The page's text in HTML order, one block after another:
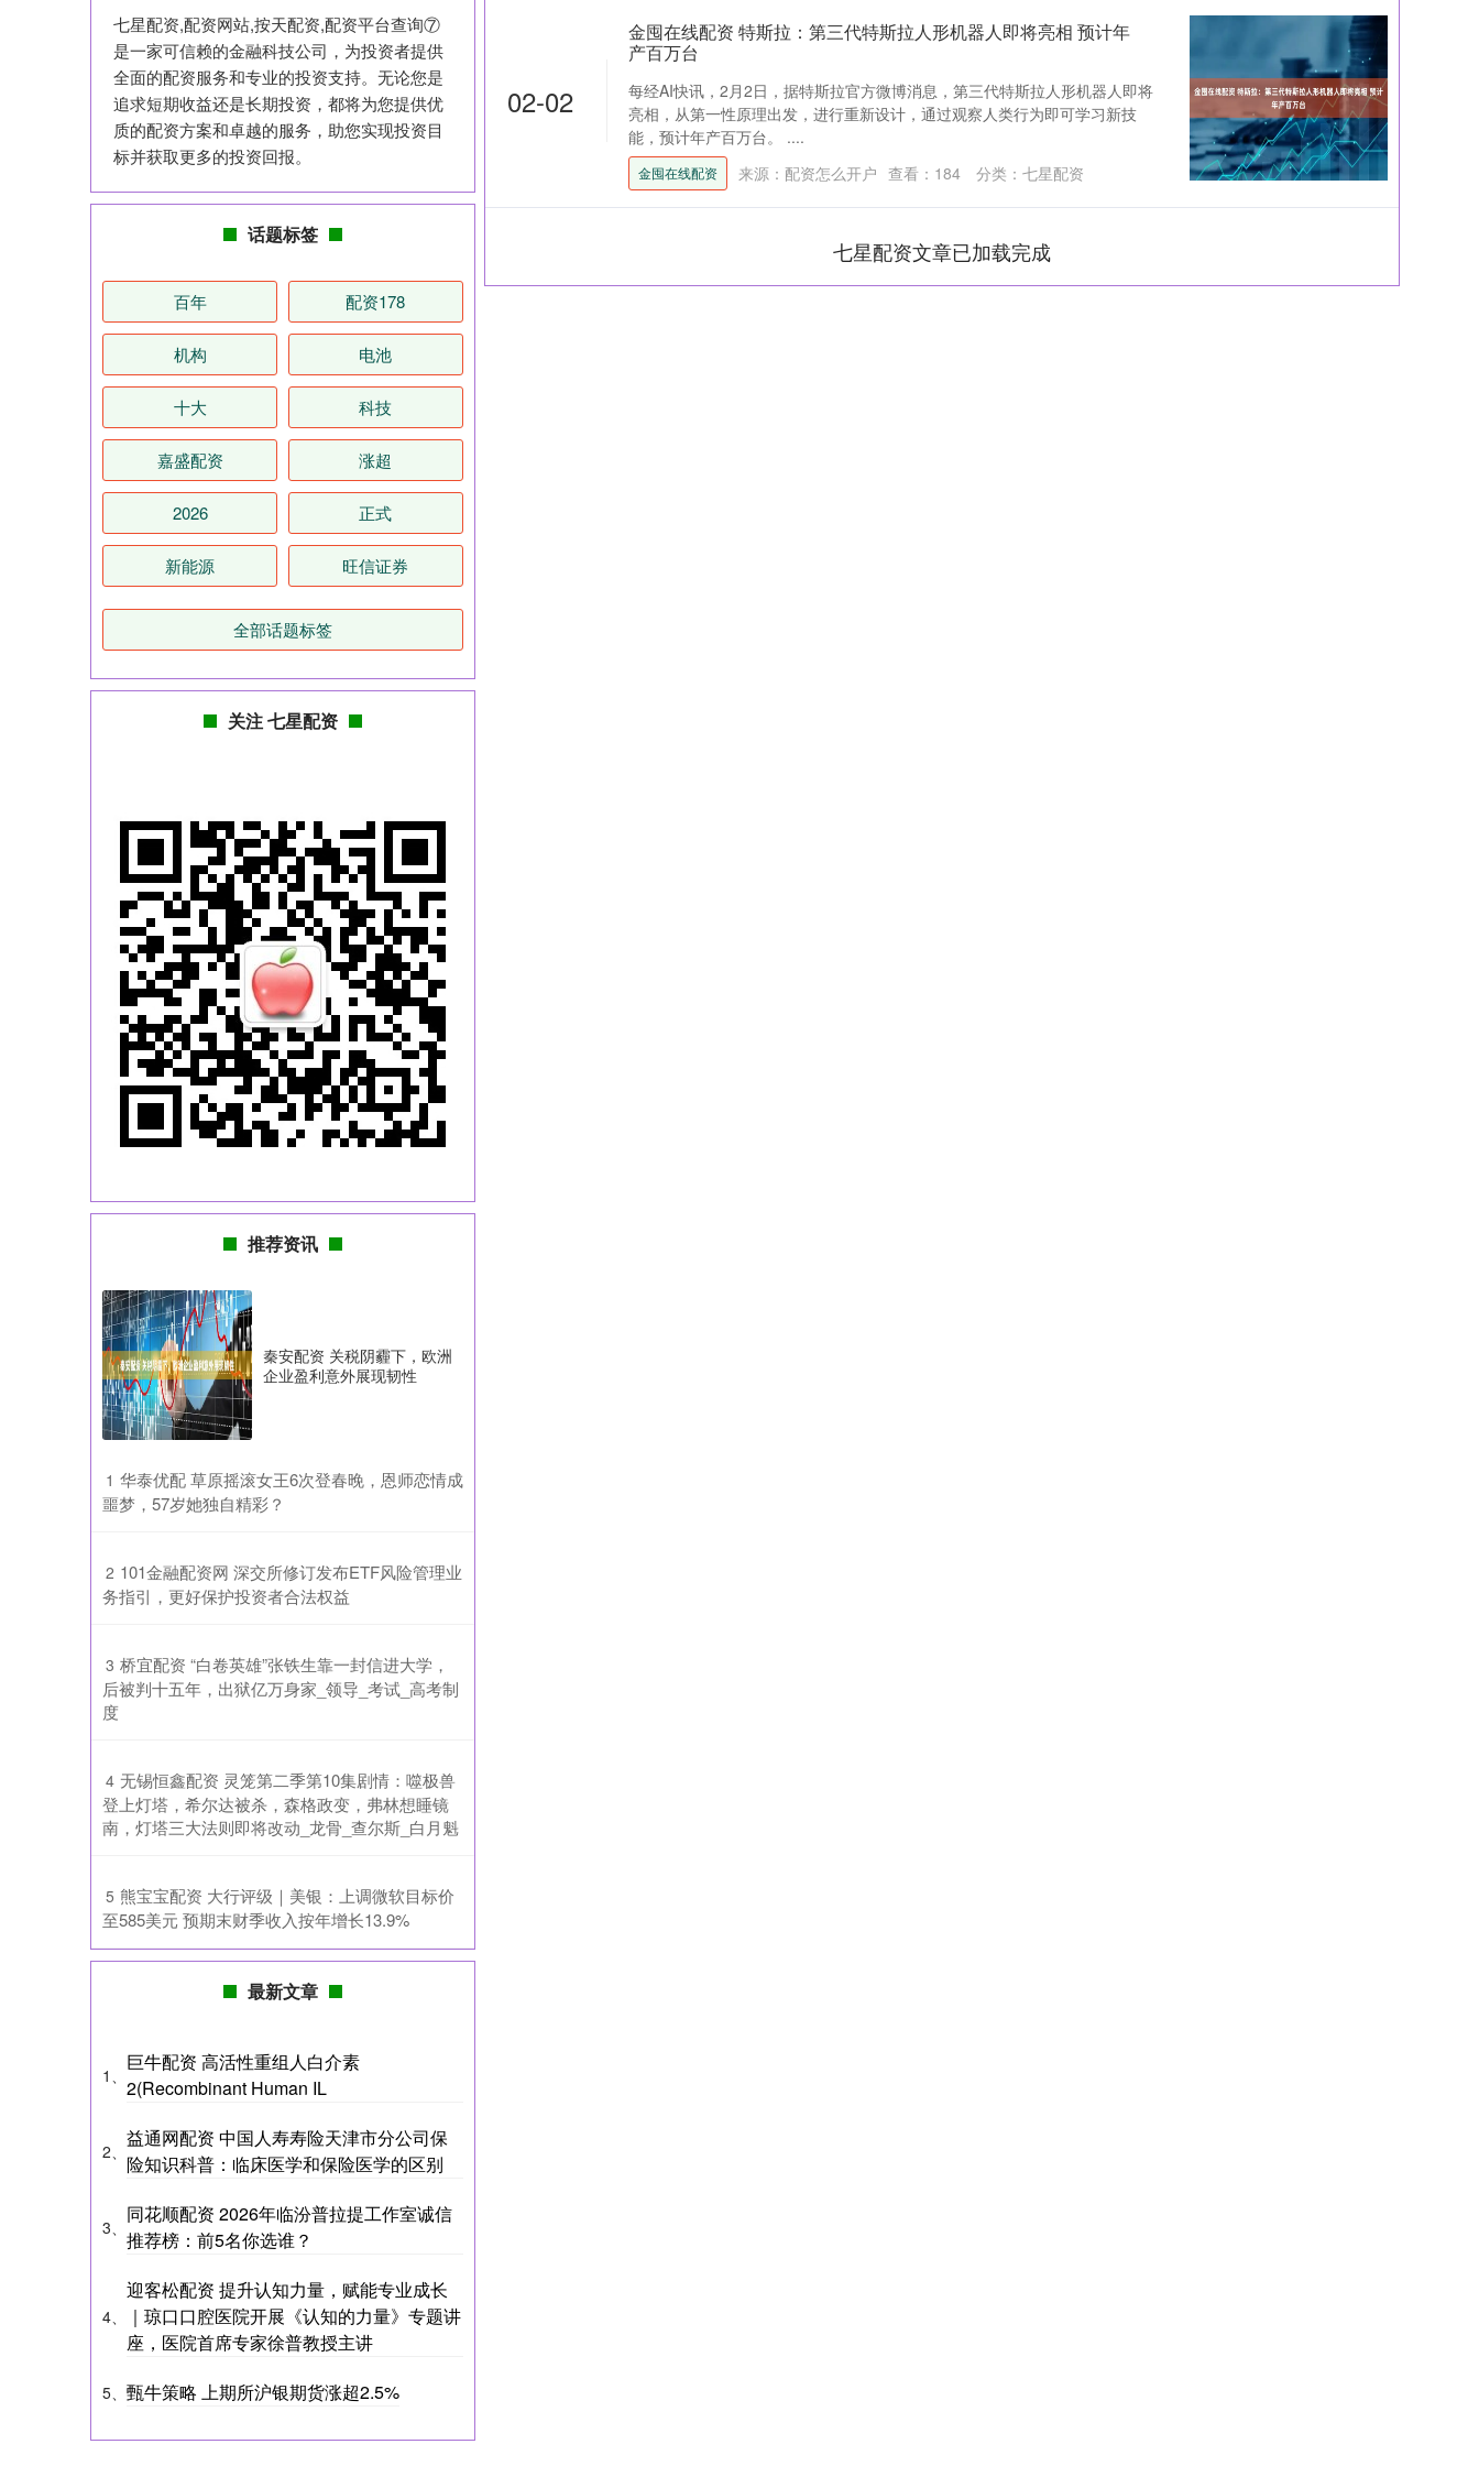
02-02
金囤在线配资 特斯拉：第三代特斯拉人形机器人即将亮相 预计年
产百万台
每经AI快讯，2月2日，据特斯拉官方微博消息，第三代特斯拉人形机器人即将
亮相，从第一性原理出发，进行重新设计，通过观察人类行为即可学习新技
能，预计年产百万台。 ....
金囤在线配资 来源：配资怎么开户 查看： 184 分类： 七星配资
七星配资文章已加载完成
七星配资,配资网站,按天配资,配资平台查询⑦
是一家可信赖的金融科技公司，为投资者提供
全面的配资服务和专业的投资支持。无论您是
追求短期收益还是长期投资，都将为您提供优
质的配资方案和卓越的服务，助您实现投资目
标并获取更多的投资回报。
话题标签
百年 配资178
机构 电池
十大 科技
嘉盛配资 涨超
2026 正式
新能源 旺信证券
全部话题标签
关注 七星配资
推荐资讯
秦安配资 关税阴霾下，欧洲
企业盈利意外展现韧性
1 ​华泰优配 草原摇滚女王6次登春晚，恩师恋情成
噩梦，57岁她独自精彩？
2 ​101金融配资网 深交所修订发布ETF风险管理业
务指引，更好保护投资者合法权益
3 ​桥宜配资 “白卷英雄”张铁生靠一封信进大学，
后被判十五年，出狱亿万身家_领导_考试_高考制
度
4 ​无锡恒鑫配资 灵笼第二季第10集剧情：噬极兽
登上灯塔，希尔达被杀，森格政变，弗林想睡镜
南，灯塔三大法则即将改动_龙骨_查尔斯_白月魁
5 ​熊宝宝配资 大行评级｜美银：上调微软目标价
至585美元 预期末财季收入按年增长13.9%
最新文章
1、
巨牛配资 高活性重组人白介素
2(Recombinant Human IL
2、
益通网配资 中国人寿寿险天津市分公司保
险知识科普：临床医学和保险医学的区别
3、
同花顺配资 2026年临汾普拉提工作室诚信
推荐榜：前5名你选谁？
4、
迎客松配资 提升认知力量，赋能专业成长
｜琼口口腔医院开展《认知的力量》专题讲
座，医院首席专家徐普教授主讲
5、 甄牛策略 上期所沪银期货涨超2.5%